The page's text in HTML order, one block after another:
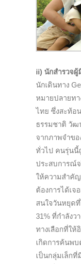
ii) นักสำรวจผู้
นักเดินทาง
หมายปลายทา
ไทย ซึ่งสะท้อ
ธรรมชาติ วัฒ
จากภาพจำขอ
ทั่วไป คนรุ่นนี้
ประสบการณ์
ให้ความสำคั
ต้องการได้เจ
สนใจวันหยุดที่
31% ที่กำลังว
ทางเลือกที่ให้
เกิดการค้นพบ
เป็นกลุ่มเล็กที่